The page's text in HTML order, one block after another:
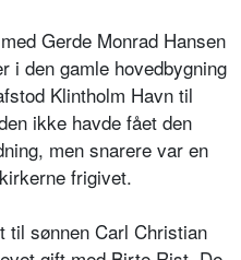
Gerde Monrad Hansen
i den gamle hovedbygning
Klintholm Havn til
ikke havde fået den
men snarere var en
frigivet.
til sønnen Carl Christian